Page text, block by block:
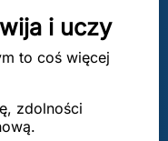
i uczy
to coś więcej
zdolności